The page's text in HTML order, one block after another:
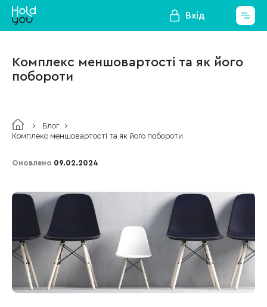
Вхід
Комплекс меншовартості та як його
побороти
Блог
Комплекс меншовартості та як його побороти
Оновлено 09.02.2024